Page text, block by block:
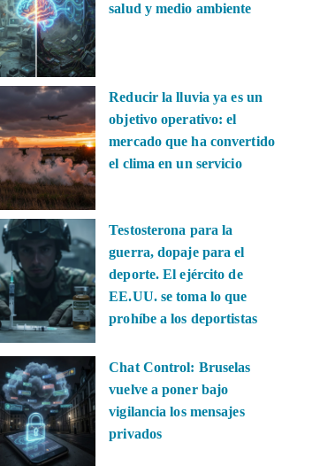
salud y medio ambiente
Reducir la lluvia ya es un
objetivo operativo: el
mercado que ha convertido
el clima en un servicio
Testosterona para la
guerra, dopaje para el
deporte. El ejército de
EE.UU. se toma lo que
prohíbe a los deportistas
Chat Control: Bruselas
vuelve a poner bajo
vigilancia los mensajes
privados